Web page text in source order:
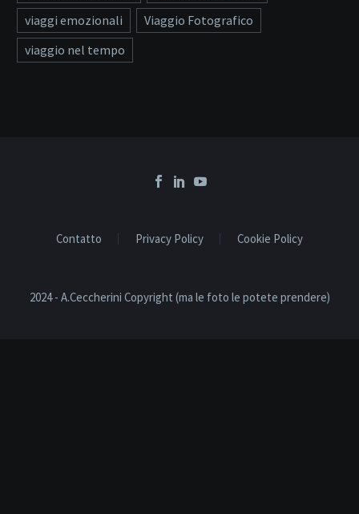
viaggi emozionali
Viaggio Fotografico
viaggio nel tempo
Contatto Privacy Policy Cookie Policy
2024 - A.Ceccherini Copyright (ma le foto le potete prendere)